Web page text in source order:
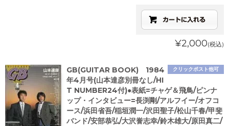
¥2,000(税込)
クリックポスト他可
GB(GUITAR BOOK) 1984
年4月号(山本達彦別冊なし/HI
T NUMBER24付)●表紙=チャゲ＆飛鳥/ピンナ
ップ・インタビュー=長渕剛/アルフイー/オフコ
ース/浜田省吾/稲垣潤一/沢田聖子/松山千春/甲斐
バンド/安部恭弘/大沢誉志幸/鈴木雄大/原田真二/